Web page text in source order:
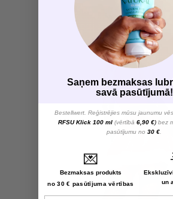
Saņem bezmaksas
savā pasūtījumā!
Bestellwert. Reģistrējies mūsu jaunumu
RFSU Klick 100 ml(vērtībā 6,90 €)bez
pasūtījumu no 30 €
💌
Bezmaksas produkts
no 30 € pasūtījuma vērtības
un